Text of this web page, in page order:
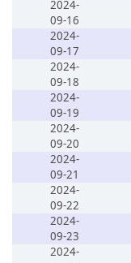
2024-
09-16
2024-
09-17
2024-
09-18
2024-
09-19
2024-
09-20
2024-
09-21
2024-
09-22
2024-
09-23
2024-